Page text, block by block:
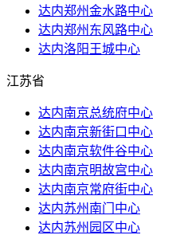
达内郑州金水路中心
达内郑州东风路中心
达内洛阳王城中心
江苏省
达内南京总统府中心
达内南京新街口中心
达内南京软件谷中心
达内南京明故宫中心
达内南京常府街中心
达内苏州南门中心
达内苏州园区中心